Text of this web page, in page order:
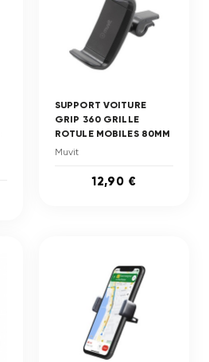
SUPPORT VOITURE
GRIP 360 GRILLE
ROTULE MOBILES 80MM
Muvit
12,90 €